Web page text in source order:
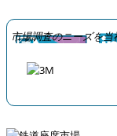
市場調査のニーズを